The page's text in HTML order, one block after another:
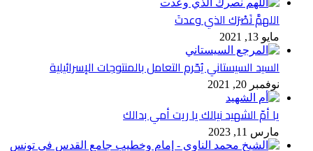
اللهمَّ نَصْرَك الذي وعدتَ
مايو 13, 2021
السيد السيستاني يُحّرم التعامل بالمنتوجات الإسرائيلية
نوفمبر 20, 2021
يا أمّ الشهيد نيالك يا ريت أمي بدالك
مارس 11, 2023